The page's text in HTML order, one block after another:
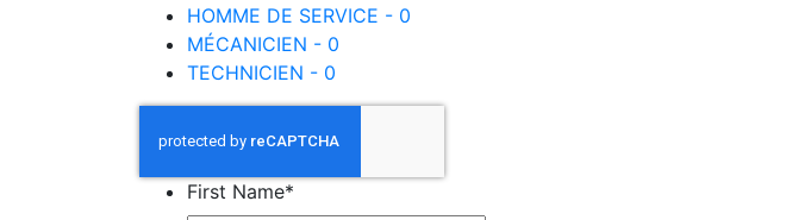
HOMME DE SERVICE - 0
MÉCANICIEN - 0
TECHNICIEN - 0
First Name*